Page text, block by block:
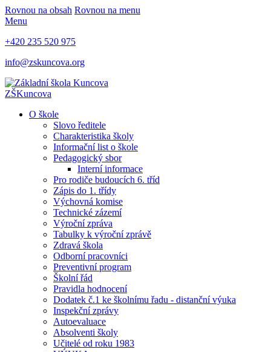
Rovnou na obsah Rovnou na menu
Menu
+420 235 520 975
info@zskuncova.org
ZŠKuncova
O škole
Slovo ředitele
Charakteristika školy
Informační list o škole
Pedagogický sbor
Interní informace
Pro rodiče budoucích 6. tříd
Zápis do 1. třídy
Výchovná komise
Technické zázemí
Výroční zpráva
Tabulky k výroční zprávě
Zdravá škola
Odborní pracovníci
Preventivní program
Školní řád
Pravidla hodnocení
Dodatek č.1 ke školnímu řadu - distanční výuka
Inspekční zprávy
Autoevaluace
Absolventi školy
Učitelé od roku 1983